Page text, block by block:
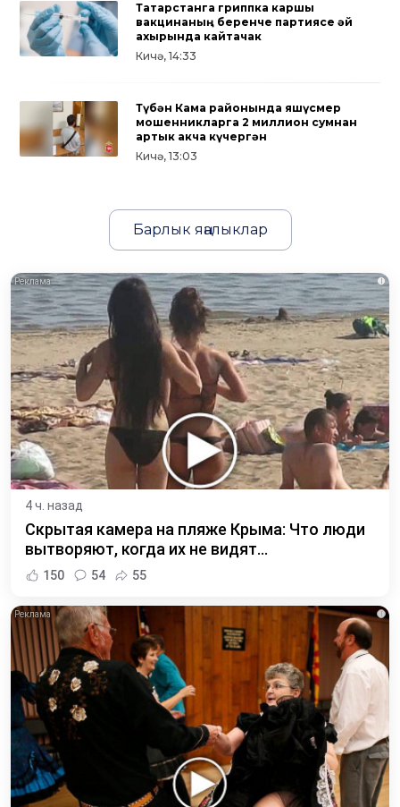
Татарстанга гриппка каршы
вакцинаның беренче партиясе җәй
ахырында кайтачак
Кичә, 14:33
Түбән Кама районында яшүсмер
мошенникларга 2 миллион сумнан
артык акча күчергән
Кичә, 13:03
Барлык яңалыклар
i
4 ч. назад
Скрытая камера на пляже Крыма: Что люди
вытворяют, когда их не видят...
150 54 55
i